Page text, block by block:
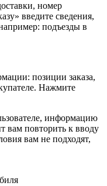
номер
введите сведения,
подъезды в
позиции заказа,
Нажмите
информацию
вам повторить к вводу
вам не подходят,